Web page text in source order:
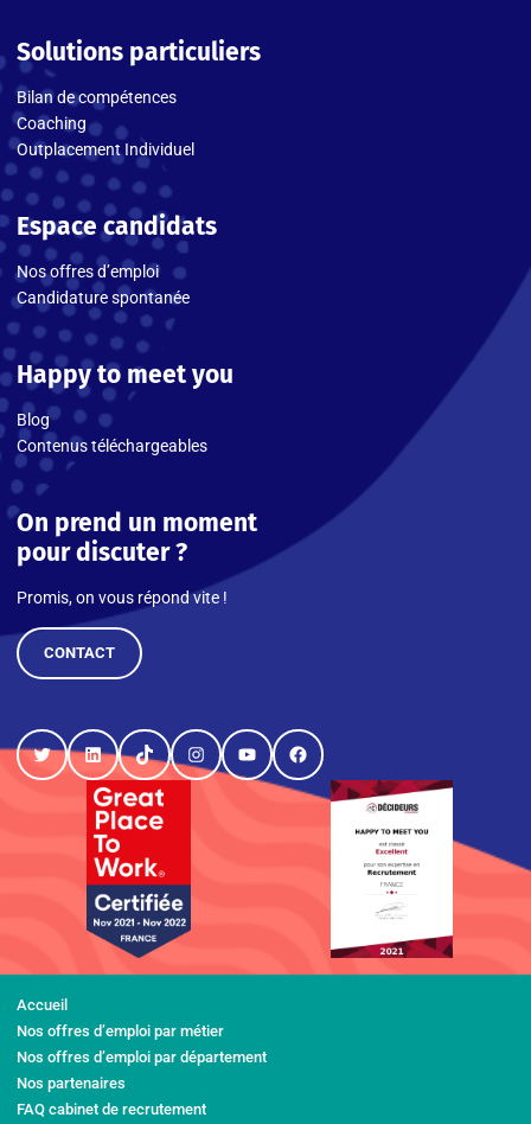
Solutions particuliers
Bilan de compétences
Coaching
Outplacement Individuel
Espace candidats
Nos offres d’emploi
Candidature spontanée
Happy to meet you
Blog
Contenus téléchargeables
On prend un moment
pour discuter ?
Promis, on vous répond vite !
CONTACT
TwitterLinkedInTikTokInstagram
YouTubeFacebook
Accueil
Nos offres d’emploi par métier
Nos offres d’emploi par département
Nos partenaires
FAQ cabinet de recrutement